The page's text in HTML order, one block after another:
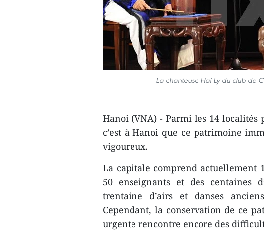
La chanteuse Hai Ly du club de
Hanoi (VNA) - Parmi les 14 localités
c’est à Hanoi que ce patrimoine
vigoureux.
La capitale comprend actuellement
50 enseignants et des centaines
trentaine d’airs et danses
Cependant, la conservation de ce
urgente rencontre encore des